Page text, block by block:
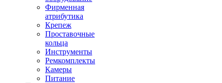
Фирменная
атрибутика
Крепеж
Проставочные
кольца
Инструменты
Ремкомплекты
Камеры
Питание